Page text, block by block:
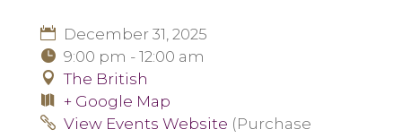
December 31, 2025
9:00 pm - 12:00 am
The British
+ Google Map
View Events Website